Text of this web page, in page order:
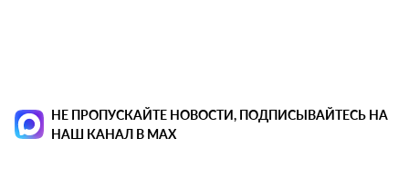
НЕ ПРОПУСКАЙТЕ НОВОСТИ, ПОДПИСЫВАЙТЕСЬ НА
НАШ КАНАЛ В MAX